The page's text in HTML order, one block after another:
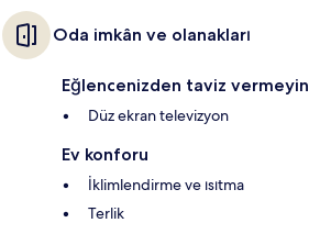
Oda imkân ve olanakları
Eğlencenizden taviz vermeyin
Düz ekran televizyon
Ev konforu
İklimlendirme ve ısıtma
Terlik